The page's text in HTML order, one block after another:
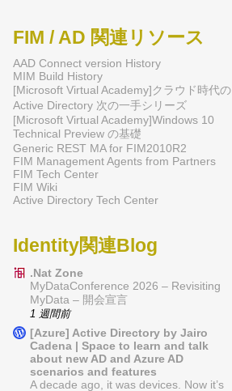
FIM / AD 関連リソース
AAD Connect version History
MIM Build History
[Microsoft Virtual Academy]クラウド時代の
Active Directory 次の一手シリーズ
[Microsoft Virtual Academy]Windows 10
Technical Preview の基礎
Generic REST MA for FIM2010R2
FIM Management Agents from Partners
FIM Tech Center
FIM Wiki
Active Directory Tech Center
Identity関連Blog
.Nat Zone
MyDataConference 2026 – Revisiting
MyData – 開会宣言
1 週間前
[Azure] Active Directory by Jairo
Cadena | Space to learn and talk
about new AD and Azure AD
scenarios and features
A decade ago, it was devices. Now it’s